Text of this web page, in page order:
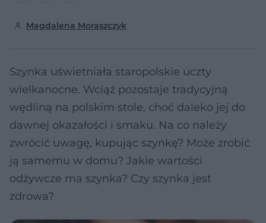
Magdalena Moraszczyk
Szynka uświetniała staropolskie uczty
wielkanocne. Wciąż pozostaje tradycyjną
wędliną na polskim stole, choć daleko jej do
dawnej okazałości i smaku. Na co należy
zwrócić uwagę, kupując szynkę? Może zrobić
ją samemu w domu? Jakie wartości
odżywcze ma szynka? Czy szynka jest
zdrowa?